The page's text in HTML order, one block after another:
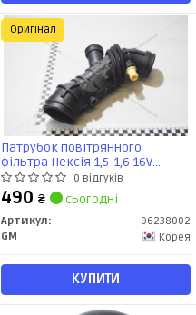
Патрубок повітрянного
фільтра Нексія 1,5-1,6 16V
(96238002) GM0 відгуків
490 ₴ сьогодні
Артикул:
96238002
GM
Корея
КУПИТИ
Оригінал